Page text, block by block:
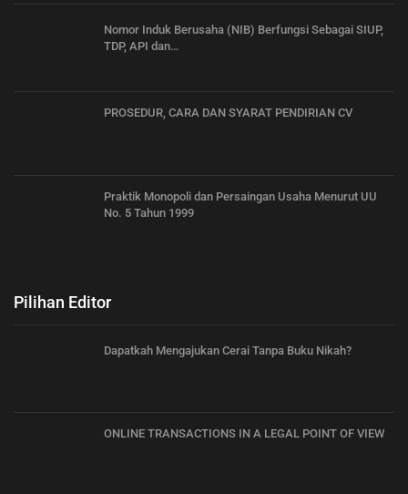
Nomor Induk Berusaha (NIB) Berfungsi Sebagai SIUP,
TDP, API dan…
PROSEDUR, CARA DAN SYARAT PENDIRIAN CV
Praktik Monopoli dan Persaingan Usaha Menurut UU
No. 5 Tahun 1999
Pilihan Editor
Dapatkah Mengajukan Cerai Tanpa Buku Nikah?
ONLINE TRANSACTIONS IN A LEGAL POINT OF VIEW